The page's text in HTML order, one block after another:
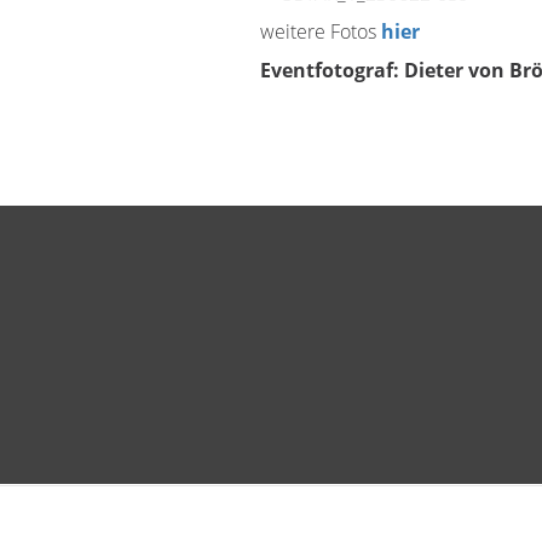
weitere Fotos hier
Eventfotograf: Dieter von